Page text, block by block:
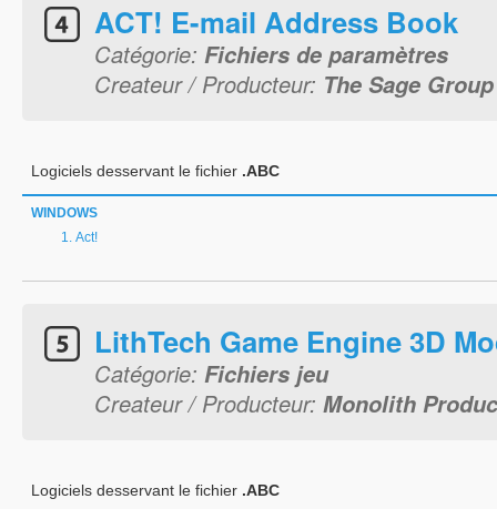
ACT! E-mail Address Book
Catégorie: Fichiers de paramètres
Createur / Producteur: The Sage
Logiciels desservant le fichier .ABC
WINDOWS
Act!
LithTech Game Engine 3D
Catégorie: Fichiers jeu
Createur / Producteur: Monolith
Logiciels desservant le fichier .ABC